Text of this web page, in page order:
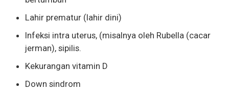
Lahir prematur (lahir dini)
Infeksi intra uterus, (misalnya oleh Rubella (cacar
jerman), sipilis.
Kekurangan vitamin D
Down sindrom